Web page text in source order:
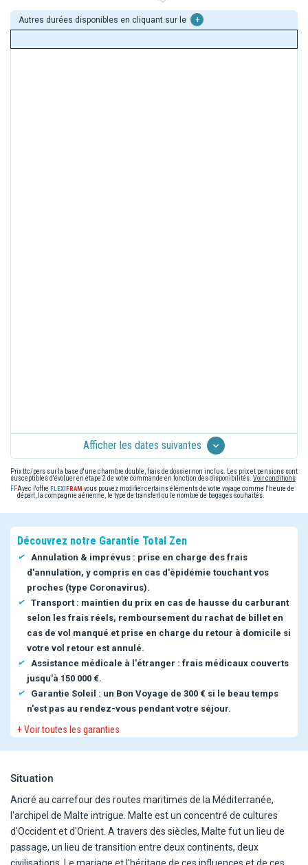
Autres durées disponibles en cliquant sur le +
Afficher les dates suivantes
Prix ttc/pers sur la base d'une chambre double, frais de dossier non inclus. Les prix et pensions sont
susceptibles d'évoluer en étape 2 de votre commande en fonction des disponibilités. Voir conditions
Avec l'offre
vous pouvez modifier certains éléments de votre voyage comme l'heure de
départ, la compagnie aérienne, le type de transfert ou le nombre de bagages souhaités.
Découvrez notre Garantie Total Zen
Annulation & imprévus : prise en charge des frais
d'annulation, y compris en cas d'épidémie touchant vos
proches (type Coronavirus).
Transport : maintien du prix en cas de hausse du carburant
selon les frais réels, remboursement du rachat de billet en
cas de vol manqué et prise en charge du retour à domicile si
votre vol retour est annulé.
Assistance médicale à l'étranger : frais médicaux couverts
jusqu'à 150 000 €.
Garantie Soleil : un Bon Voyage de 300 € si le beau temps
n'est pas au rendez-vous pendant votre séjour.
+ Voir toutes les garanties
Situation
Ancré au carrefour des routes maritimes de la Méditerranée,
l'archipel de Malte intrigue. Malte est un concentré de cultures
d'Occident et d'Orient. A travers des siècles, Malte fut un lieu de
passage, un lieu de transition entre deux continents, deux
civilisations. Le mariage et l'héritage de ces influences et de ces